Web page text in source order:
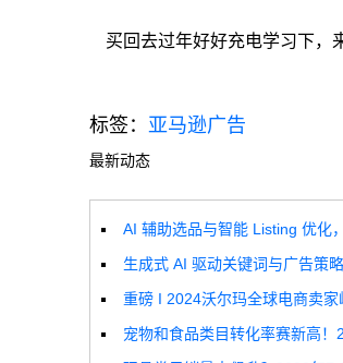
买回去过年好好充电学习下，
标签： 亚马逊广告
最新动态
重磅 I 2024沃尔玛全球电商卖家